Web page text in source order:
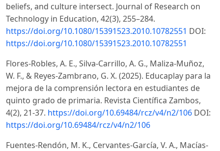
beliefs, and culture intersect. Journal of Research on
Technology in Education, 42(3), 255–284.
https://doi.org/10.1080/15391523.2010.10782551 DOI:
https://doi.org/10.1080/15391523.2010.10782551
Flores-Robles, A. E., Silva-Carrillo, A. G., Maliza-Muñoz,
W. F., & Reyes-Zambrano, G. X. (2025). Educaplay para la
mejora de la comprensión lectora en estudiantes de
quinto grado de primaria. Revista Científica Zambos,
4(2), 21-37. https://doi.org/10.69484/rcz/v4/n2/106 DOI:
https://doi.org/10.69484/rcz/v4/n2/106
Fuentes-Rendón, M. K., Cervantes-García, V. A., Macías-